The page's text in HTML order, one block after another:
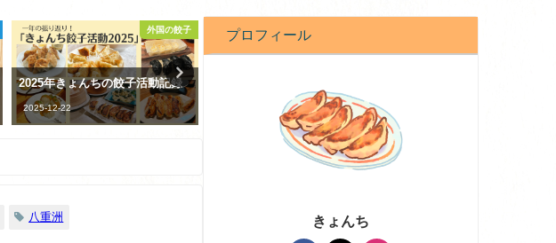
コンビニ・スーパー
スーパーの生餃子が100円で最強
においしいって知ってる？
2021-01-14
が美味しいお店5選
八重洲
プロフィール
きょんち